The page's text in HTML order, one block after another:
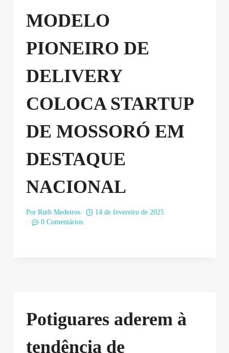
MODELO
PIONEIRO DE
DELIVERY
COLOCA STARTUP
DE MOSSORÓ EM
DESTAQUE
NACIONAL
Por Ruth Medeiros
14 de fevereiro de 2025
0 Comentários
Potiguares aderem à
tendência de